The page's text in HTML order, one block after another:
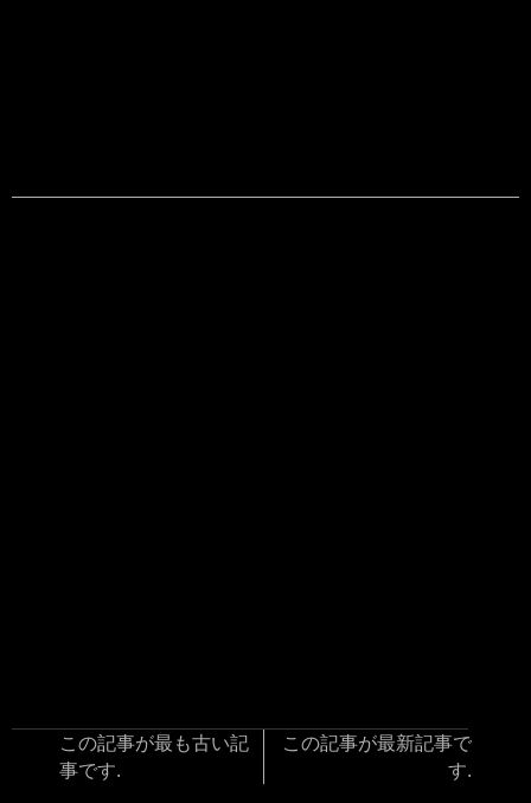
この記事が最も古い記
事です.
この記事が最新記事で
す.